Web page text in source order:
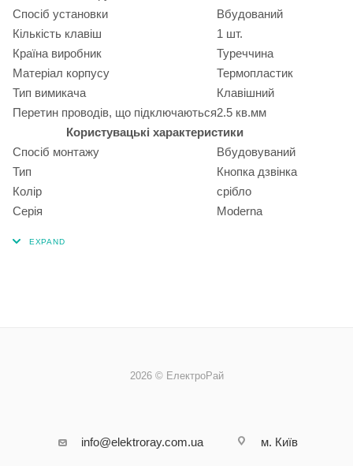
Спосіб установки
Вбудований
Кількість клавіш
1 шт.
Країна виробник
Туреччина
Матеріал корпусу
Термопластик
Тип вимикача
Клавішний
Перетин проводів, що підключаються2.5 кв.мм
Користувацькі характеристики
Спосіб монтажу
Вбудовуваний
Тип
Кнопка дзвінка
Колір
срібло
Серія
Moderna
2026 © ЕлектроРай
info@elektroray.com.ua м. Київ